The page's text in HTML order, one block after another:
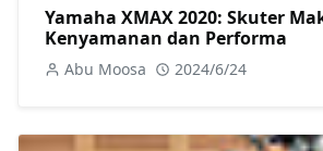
Yamaha XMAX 2020: Skuter
Kenyamanan dan Performa
Abu Moosa 2024/6/24